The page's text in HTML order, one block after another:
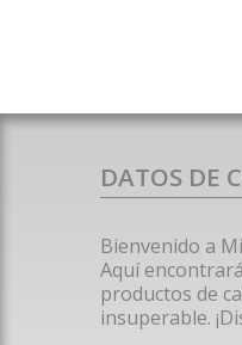
DATOS DE
Bienvenido a
Aquí
productos de
insuperable.